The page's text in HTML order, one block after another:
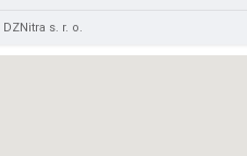
DZNitra s. r. o.